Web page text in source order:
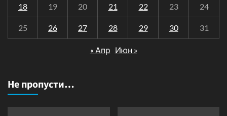
18 19 20 21 22 23 24
25 26 27 28 29 30 31
« Апр Июн »
Не пропусти…